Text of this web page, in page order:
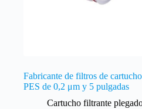
Fabricante de filtros de
PES de 0,2 μm y 5 pulgadas
Cartucho filtrante